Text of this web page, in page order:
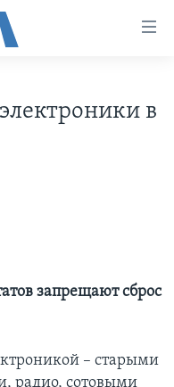
в
запрещают сброс
– старыми
радио, сотовыми